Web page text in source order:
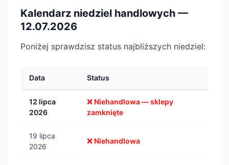
Kalendarz niedziel handlowych —
12.07.2026
Poniżej sprawdzisz status najbliższych niedziel:
Data Status
12 lipca
2026
❌ Niehandlowa — sklepy
zamknięte
19 lipca
2026
❌ Niehandlowa